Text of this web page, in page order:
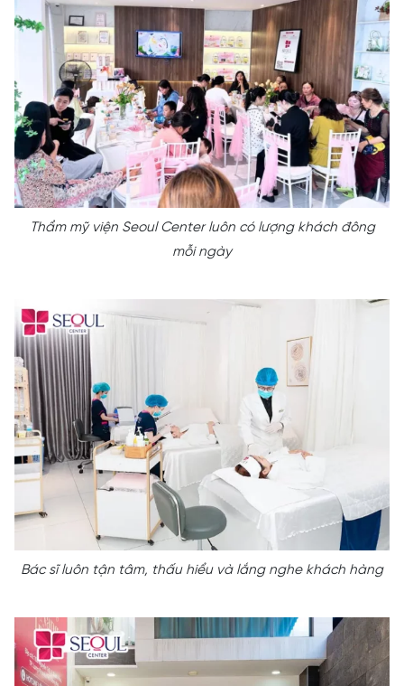
Thẩm mỹ viện Seoul Center luôn có lượng khách đông
mỗi ngày
Bác sĩ luôn tận tâm, thấu hiểu và lắng nghe khách hàng